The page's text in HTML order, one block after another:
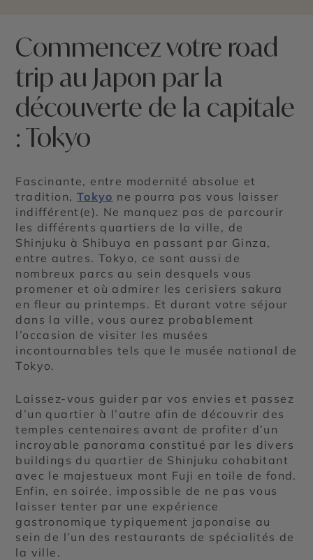
Commencez votre road
trip au Japon par la
découverte de la capitale
: Tokyo
Fascinante, entre modernité absolue et
tradition, Tokyo ne pourra pas vous laisser
indifférent(e). Ne manquez pas de parcourir
les différents quartiers de la ville, de
Shinjuku à Shibuya en passant par Ginza,
entre autres. Tokyo, ce sont aussi de
nombreux parcs au sein desquels vous
promener et où admirer les cerisiers sakura
en fleur au printemps. Et durant votre séjour
dans la ville, vous aurez probablement
l’occasion de visiter les musées
incontournables tels que le musée national de
Tokyo.
Laissez-vous guider par vos envies et passez
d’un quartier à l’autre afin de découvrir des
temples centenaires avant de profiter d’un
incroyable panorama constitué par les divers
buildings du quartier de Shinjuku cohabitant
avec le majestueux mont Fuji en toile de fond.
Enfin, en soirée, impossible de ne pas vous
laisser tenter par une expérience
gastronomique typiquement japonaise au
sein de l’un des restaurants de spécialités de
la ville.